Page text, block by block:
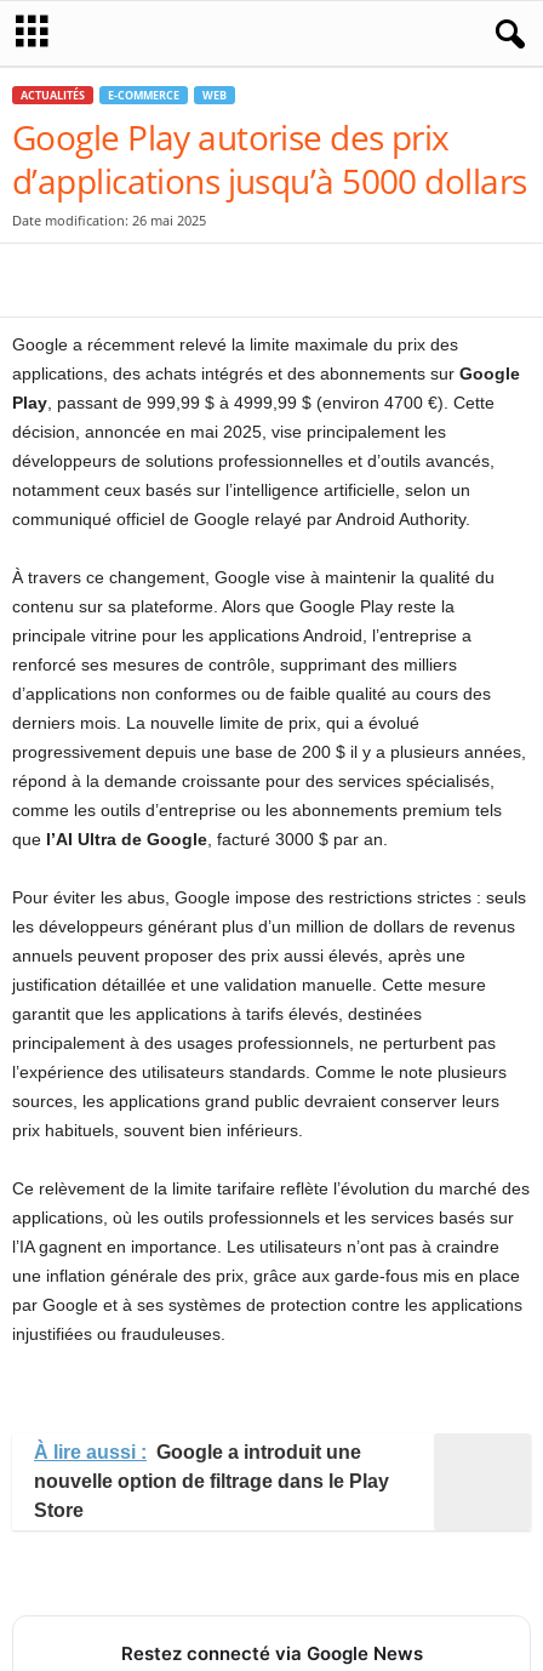
ACTUALITÉS E-COMMERCE WEB
Google Play autorise des prix
d’applications jusqu’à 5000 dollars
Date modification: 26 mai 2025
Google a récemment relevé la limite maximale du prix des
applications, des achats intégrés et des abonnements sur Google
Play , passant de 999,99 $ à 4999,99 $ (environ 4700 €). Cette
décision, annoncée en mai 2025, vise principalement les
développeurs de solutions professionnelles et d’outils avancés,
notamment ceux basés sur l’intelligence artificielle, selon un
communiqué officiel de Google relayé par Android Authority.
À travers ce changement, Google vise à maintenir la qualité du
contenu sur sa plateforme. Alors que Google Play reste la
principale vitrine pour les applications Android, l’entreprise a
renforcé ses mesures de contrôle, supprimant des milliers
d’applications non conformes ou de faible qualité au cours des
derniers mois. La nouvelle limite de prix, qui a évolué
progressivement depuis une base de 200 $ il y a plusieurs années,
répond à la demande croissante pour des services spécialisés,
comme les outils d’entreprise ou les abonnements premium tels
que l’AI Ultra de Google , facturé 3000 $ par an.
Pour éviter les abus, Google impose des restrictions strictes : seuls
les développeurs générant plus d’un million de dollars de revenus
annuels peuvent proposer des prix aussi élevés, après une
justification détaillée et une validation manuelle. Cette mesure
garantit que les applications à tarifs élevés, destinées
principalement à des usages professionnels, ne perturbent pas
l’expérience des utilisateurs standards. Comme le note plusieurs
sources, les applications grand public devraient conserver leurs
prix habituels, souvent bien inférieurs.
Ce relèvement de la limite tarifaire reflète l’évolution du marché des
applications, où les outils professionnels et les services basés sur
l’IA gagnent en importance. Les utilisateurs n’ont pas à craindre
une inflation générale des prix, grâce aux garde-fous mis en place
par Google et à ses systèmes de protection contre les applications
injustifiées ou frauduleuses.
À lire aussi : Google a introduit une
nouvelle option de filtrage dans le Play
Store
Restez connecté via Google News